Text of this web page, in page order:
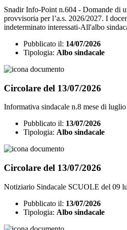
Snadir Info-Point n.604 - Domande di
provvisoria per l’a.s. 2026/2027. I
indeterminato interessati-All'albo
Pubblicato il: 14/07/2026
Tipologia: Albo sindacale
Circolare del 13/07/2026
Informativa sindacale n.8 mese di
Pubblicato il: 13/07/2026
Tipologia: Albo sindacale
Circolare del 13/07/2026
Notiziario Sindacale SCUOLE del 09
Pubblicato il: 13/07/2026
Tipologia: Albo sindacale